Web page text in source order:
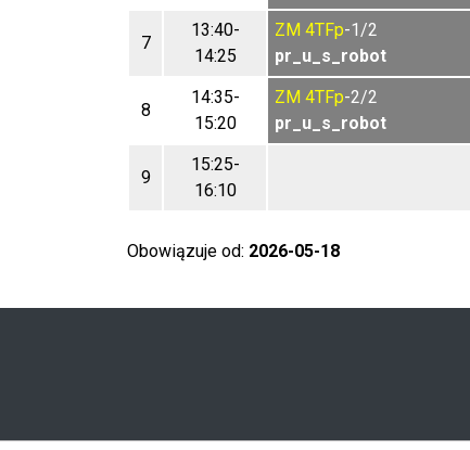
7
13:40-
14:25
ZM 4TFp-1/2
pr_u_s_robot
8
14:35-
15:20
ZM 4TFp-2/2
pr_u_s_robot
9
15:25-
16:10
Obowiązuje od: 2026-05-18